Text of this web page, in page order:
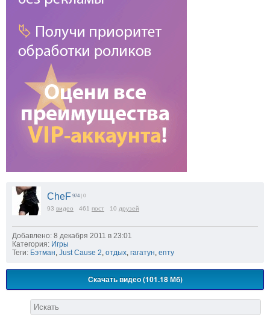
CheF 974 | 0
93 видео 461 пост 10 друзей
Добавлено: 8 декабря 2011 в 23:01
Категория: Игры
Теги: Бэтман, Just Cause 2, отдых, гагатун, епту
Скачать видео (101.18 Мб)